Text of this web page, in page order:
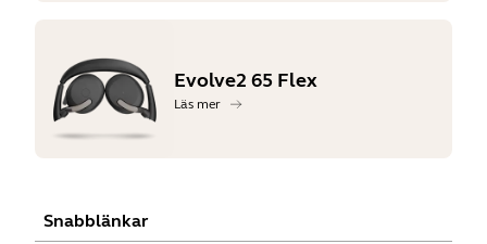
Evolve2 65 Flex
Läs mer
Snabblänkar